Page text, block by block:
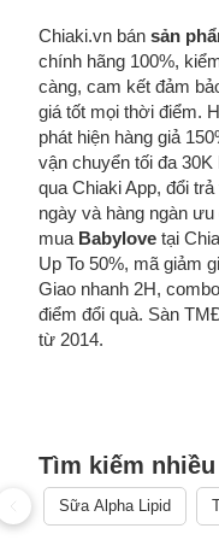
Chiaki.vn bán sản
chính hãng 100%,
càng, cam kết đảm
giá tốt mọi thời điểm.
phát hiện hàng giả
vận chuyển tối đa 30K
qua Chiaki App, đổi
ngày và hàng ngàn
mua Babylove tại
Up To 50%, mã giảm
Giao nhanh 2H,
điểm đổi quà. Sàn
từ 2014.
Tìm kiếm nhiều
Sữa Alpha Lipid